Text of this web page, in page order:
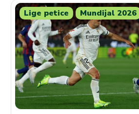
Lige petice Mundijal 2026